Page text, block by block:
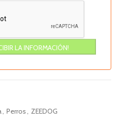
, Perros, ZEEDOG